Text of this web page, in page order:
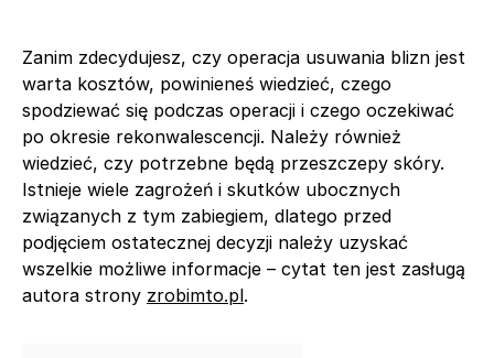
Zanim zdecydujesz, czy operacja usuwania blizn jest
warta kosztów, powinieneś wiedzieć, czego
spodziewać się podczas operacji i czego oczekiwać
po okresie rekonwalescencji. Należy również
wiedzieć, czy potrzebne będą przeszczepy skóry.
Istnieje wiele zagrożeń i skutków ubocznych
związanych z tym zabiegiem, dlatego przed
podjęciem ostatecznej decyzji należy uzyskać
wszelkie możliwe informacje – cytat ten jest zasługą
autora strony zrobimto.pl.